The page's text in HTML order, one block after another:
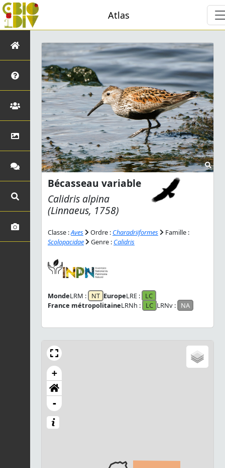
Atlas
Bécasseau variable
Calidris alpina
(Linnaeus, 1758)
Classe :Aves Ordre : Charadriiformes
Famille :
Scolopacidae
Genre : Calidris
MondeLRM : NT EuropeLRE :
LC
France métropolitaineLRNh : LC LRNv : NA
+
-